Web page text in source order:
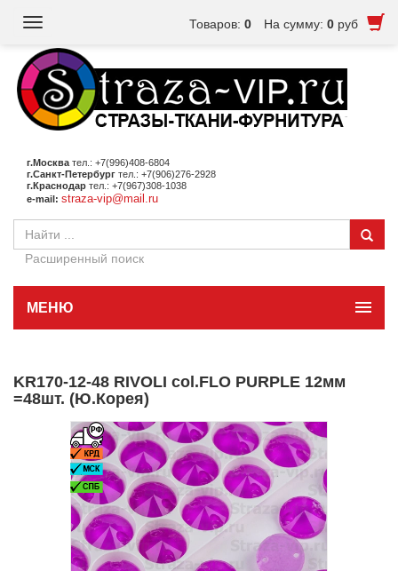
Товаров: 0 На сумму: 0 руб
Toggle
г.Москва тел.: +7(996)408-6804
г.Санкт-Петербург тел.: +7(906)276-2928
г.Краснодар тел.: +7(967)308-1038
e-mail: straza-vip@mail.ru
Расширенный поиск
МЕНЮ
KR170-12-48 RIVOLI col.FLO PURPLE 12мм
=48шт. (Ю.Корея)